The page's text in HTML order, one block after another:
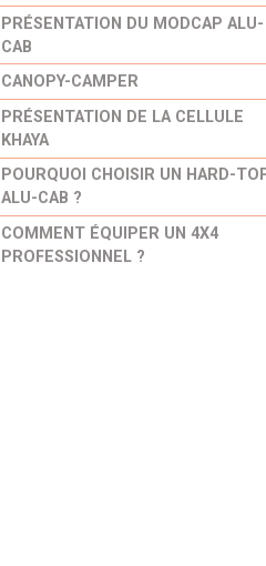
PRÉSENTATION DU MODCAP ALU-
CAB
CANOPY-CAMPER
PRÉSENTATION DE LA CELLULE
KHAYA
POURQUOI CHOISIR UN HARD-
ALU-CAB ?
COMMENT ÉQUIPER UN 4X4
PROFESSIONNEL ?